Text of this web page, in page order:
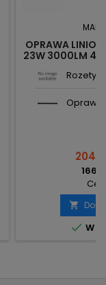
OPRAWA
23W 3000LM
Rozety
Oprawa

 W